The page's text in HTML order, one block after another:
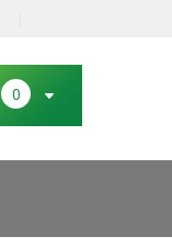
0